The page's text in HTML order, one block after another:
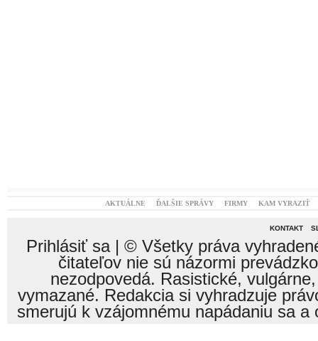
AKTUÁLNE ĎALŠIE SPRÁVY FIRMY KAM VYRAZIŤ
KONTAKT
Prihlásiť sa| © Všetky práva
čitateľov nie sú názormi
nezodpovedá. Rasistické,
vymazané. Redakcia si vyhradzuje
smerujú k vzájomnému napádaniu sa